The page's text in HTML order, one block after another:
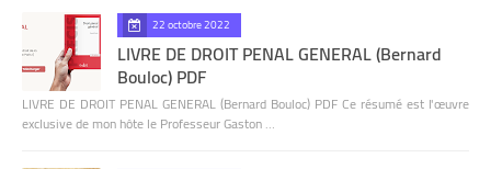
22 octobre 2022
LIVRE DE DROIT PENAL GENERAL (Bernard
Bouloc) PDF
LIVRE DE DROIT PENAL GENERAL (Bernard Bouloc) PDF Ce résumé est l'œuvre
exclusive de mon hôte le Professeur Gaston …